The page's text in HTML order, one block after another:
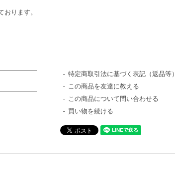
ります。
特定商取引法に基づく表記（返品等）
この商品を友達に教える
この商品について問い合わせる
買い物を続ける